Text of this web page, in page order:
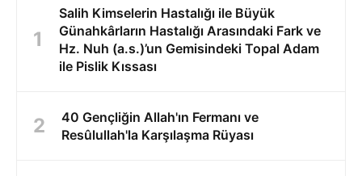
Salih Kimselerin Hastalığı ile Büyük
Günahkârların Hastalığı Arasındaki Fark ve
Hz. Nuh (a.s.)’un Gemisindeki Topal Adam
ile Pislik Kıssası
40 Gençliğin Allah'ın Fermanı ve
Resûlullah'la Karşılaşma Rüyası